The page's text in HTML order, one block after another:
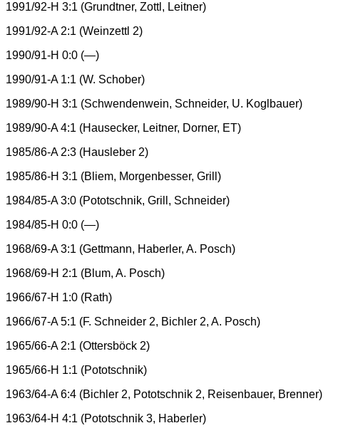
1991/92-H 3:1 (Grundtner, Zottl, Leitner)
1991/92-A 2:1 (Weinzettl 2)
1990/91-H 0:0 (—)
1990/91-A 1:1 (W. Schober)
1989/90-H 3:1 (Schwendenwein, Schneider, U. Koglbauer)
1989/90-A 4:1 (Hausecker, Leitner, Dorner, ET)
1985/86-A 2:3 (Hausleber 2)
1985/86-H 3:1 (Bliem, Morgenbesser, Grill)
1984/85-A 3:0 (Pototschnik, Grill, Schneider)
1984/85-H 0:0 (—)
1968/69-A 3:1 (Gettmann, Haberler, A. Posch)
1968/69-H 2:1 (Blum, A. Posch)
1966/67-H 1:0 (Rath)
1966/67-A 5:1 (F. Schneider 2, Bichler 2, A. Posch)
1965/66-A 2:1 (Ottersböck 2)
1965/66-H 1:1 (Pototschnik)
1963/64-A 6:4 (Bichler 2, Pototschnik 2, Reisenbauer, Brenner)
1963/64-H 4:1 (Pototschnik 3, Haberler)